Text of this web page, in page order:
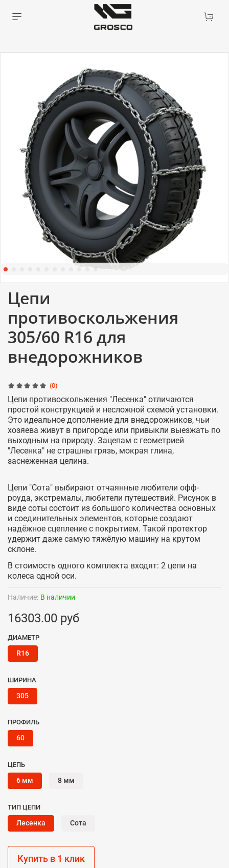
(0)
Наличие: В наличии
Цепи
противоскольжения
305/60 R16 для
внедорожников
16303.00 руб
Купить в 1 клик
ДИАМЕТР
R16
ШИРИНА
305
ПРОФИЛЬ
60
ЦЕПЬ
6 мм 8 мм
ТИП ЦЕПИ
Лесенка Сота
Цепи противоскольжения "Лесенка" отличаются
простой конструкцией и несложной схемой установки.
Это идеальное дополнение для внедорожников, чьи
хозяева живут в пригороде или привыкли выезжать по
выходным на природу. Зацепам с геометрией
"Лесенка" не страшны грязь, мокрая глина,
заснеженная целина.
Цепи "Сота" выбирают отчаянные любители офф-
роуда, экстремалы, любители путешествий. Рисунок в
виде соты состоит из большого количества основных
и соединительных элементов, которые создают
надёжное сцепление с покрытием. Такой протектор
удержит даже самую тяжёлую машину на крутом
склоне.
В стоимость одного комплекта входят: 2 цепи на
колеса одной оси.